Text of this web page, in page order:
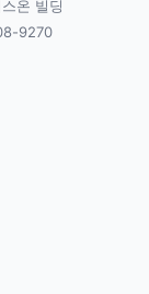
온 빌딩
9270